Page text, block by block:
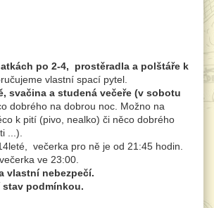
po 2-4, prostěradla a polštáře k
vlastní spací pytel.
svačina a studená večeře (v sobotu
dobrého na dobrou noc. Možno na
k pití (pivo, nealko) či něco dobrého
...).
večerka pro ně je od 21:45 hodin.
ve 23:00.
vlastní nebezpečí.
stav podmínkou.